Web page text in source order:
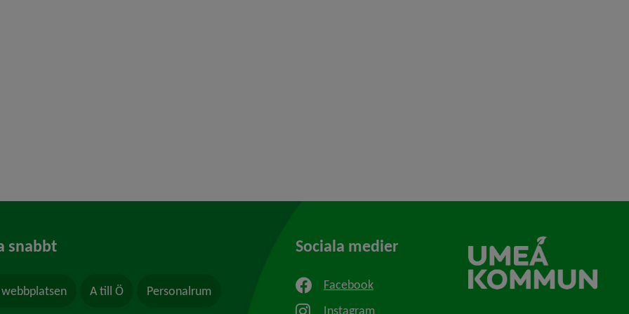
för Konsumentvägledning
för Borgerlig vigsel
för Kris och beredskap
för Felanmälan
fönster.
snabbt
A till Ö Personalrum
Sociala medier
Facebook
Instagram